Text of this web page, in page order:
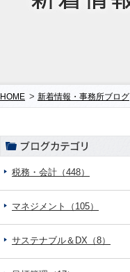
HOME > 新着情報・事務所ブログ
税務・会計（448）
マネジメント（105）
サステナブル＆DX（8）